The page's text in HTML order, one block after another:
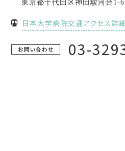
東京都千代田区神田駿河台1-6
日本大学病院交通アクセス詳
お問い合わせ 03-